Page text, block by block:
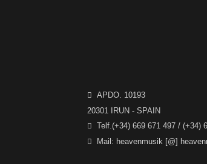
APDO. 10193
20301 IRUN - SPAIN
Telf.(+34) 669 671 497 / (+34)
Mail: heavenmusik [@]